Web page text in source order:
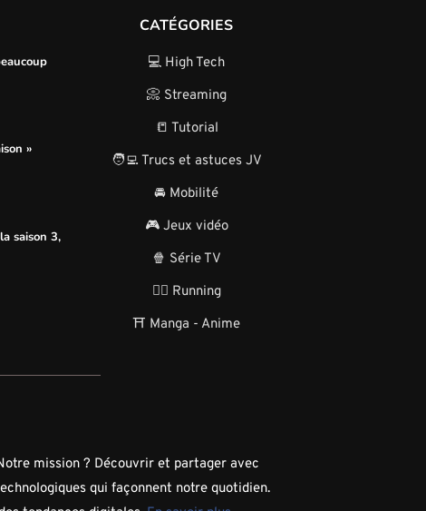
»
saison 3,
CATÉGORIES
💻 High Tech
📀 Streaming
📒 Tutorial
🧑‍💻 Trucs et astuces JV
🚘 Mobilité
🎮 Jeux vidéo
🍿 Série TV
🏃‍♂️ Running
⛩️ Manga - Anime
mission ? Découvrir et partager avec
qui façonnent notre quotidien.